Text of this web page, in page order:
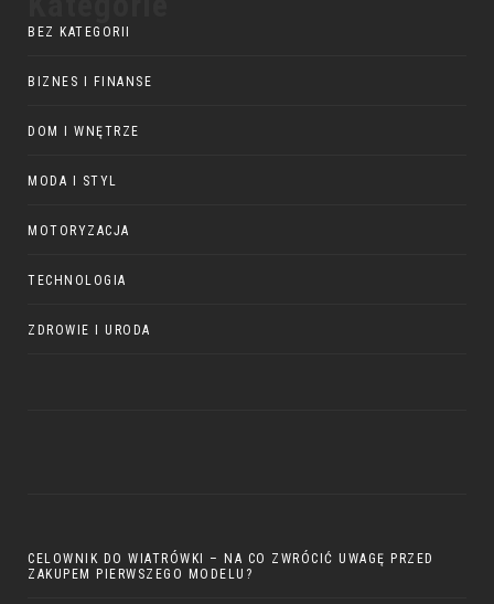
BEZ KATEGORII
BIZNES I FINANSE
DOM I WNĘTRZE
MODA I STYL
MOTORYZACJA
TECHNOLOGIA
ZDROWIE I URODA
CELOWNIK DO WIATRÓWKI – NA CO ZWRÓCIĆ UWAGĘ PRZED
ZAKUPEM PIERWSZEGO MODELU?